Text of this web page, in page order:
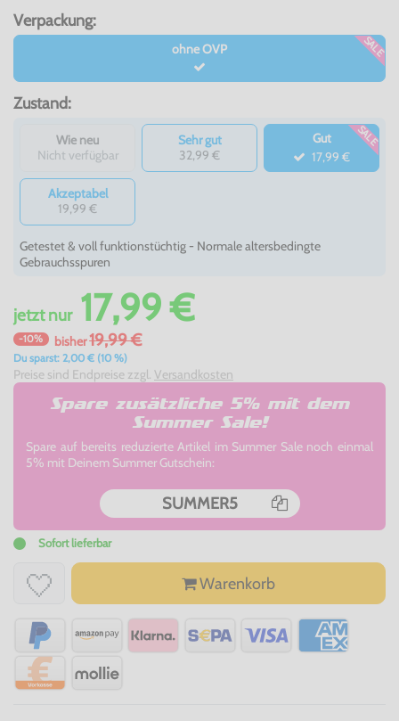
Verpackung:
ohne OVP SALE
Zustand:
Wie neu
Nicht verfügbar
Sehr gut
32,99 €
Gut
17,99 €
SALE
Akzeptabel
19,99 €
Getestet & voll funktionstüchtig - Normale altersbedingte
Gebrauchsspuren
jetztnur17,99 €
-10% bisher19,99 €
Du sparst: 2,00 € (10 %)
Preise sind Endpreise zzgl. Versandkosten
Spare zusätzliche 5% mit dem
Summer Sale!
Spare auf bereits reduzierte Artikel im Summer Sale noch einmal
5% mit Deinem Summer Gutschein:
SUMMER5
Sofort lieferbar
Warenkorb